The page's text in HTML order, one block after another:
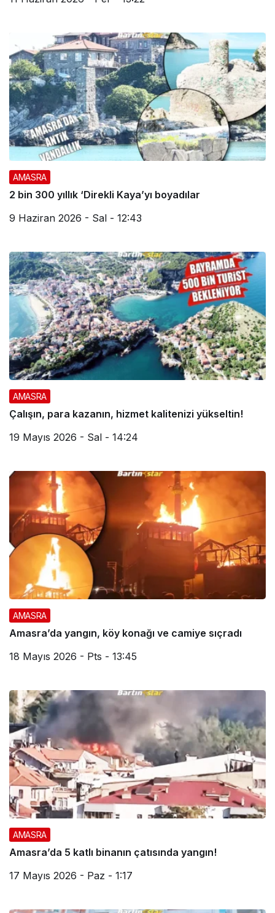
AMASRA
2 bin 300 yıllık ‘Direkli Kaya’yı boyadılar
9 Haziran 2026 - Sal - 12:43
AMASRA
Çalışın, para kazanın, hizmet kalitenizi yükseltin!
19 Mayıs 2026 - Sal - 14:24
AMASRA
Amasra’da yangın, köy konağı ve camiye sıçradı
18 Mayıs 2026 - Pts - 13:45
AMASRA
Amasra’da 5 katlı binanın çatısında yangın!
17 Mayıs 2026 - Paz - 1:17